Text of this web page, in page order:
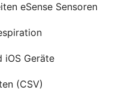
eSense Sensoren
iOS Geräte
(CSV)